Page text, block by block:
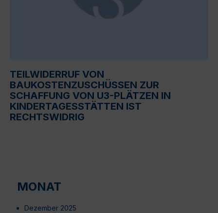
TEILWIDERRUF VON
BAUKOSTENZUSCHÜSSEN ZUR
SCHAFFUNG VON U3-PLÄTZEN IN
KINDERTAGESSTÄTTEN IST
RECHTSWIDRIG
MONAT
Dezember 2025